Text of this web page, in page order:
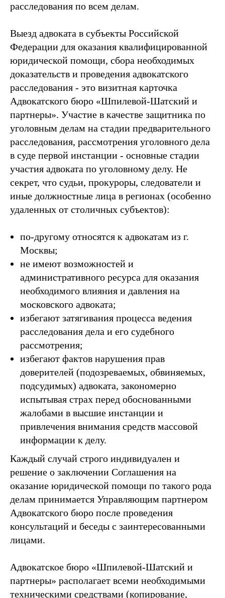
расследования по всем делам.
Выезд адвоката в субъекты Российской
Федерации для оказания квалифицированной
юридической помощи, сбора необходимых
доказательств и проведения адвокатского
расследования - это визитная карточка
Адвокатского бюро «Шпилевой-Шатский и
партнеры». Участие в качестве защитника по
уголовным делам на стадии предварительного
расследования, рассмотрения уголовного дела
в суде первой инстанции - основные стадии
участия адвоката по уголовному делу. Не
секрет, что судьи, прокуроры, следователи и
иные должностные лица в регионах (особенно
удаленных от столичных субъектов):
по-другому относятся к адвокатам из г.
Москвы;
не имеют возможностей и
административного ресурса для оказания
необходимого влияния и давления на
московского адвоката;
избегают затягивания процесса ведения
расследования дела и его судебного
рассмотрения;
избегают фактов нарушения прав
доверителей (подозреваемых, обвиняемых,
подсудимых) адвоката, закономерно
испытывая страх перед обоснованными
жалобами в высшие инстанции и
привлечения внимания средств массовой
информации к делу.
Каждый случай строго индивидуален и
решение о заключении Соглашения на
оказание юридической помощи по такого рода
делам принимается Управляющим партнером
Адвокатского бюро после проведения
консультаций и беседы с заинтересованными
лицами.
Адвокатское бюро «Шпилевой-Шатский и
партнеры» располагает всеми необходимыми
техническими средствами (копирование,